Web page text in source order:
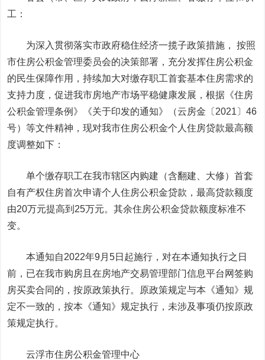
工：
为深入贯彻落实市政府稳住经济一揽子政策措施， 按照
市住房公积金管理委员会的决策部署，充分发挥住房公积金
的民生保障作用，持续加大对缴存职工首套基本住房需求的
支持力度，促进我市房地产市场平稳健康发展，根据《住房
公积金管理条例》《关于印发的通知》（云房金〔2021〕46
号）等文件精神，现对我市住房公积金个人住房贷款最高额
度调整如下：
单个缴存职工在我市辖区内购建（含翻建、大修）首套
自有产权住房首次申请个人住房公积金贷款，最高贷款额度
由20万元提高到25万元。其余住房公积金贷款额度标准不
变。
本通知自2022年9月5日起施行，对在本通知执行之日
前，已在我市购房且在房地产交易管理部门信息平台网签购
房买卖合同的，按原政策执行。原政策规定与本《通知》规
定不一致的，按本《通知》规定执行，未涉及事项仍按原政
策规定执行。
云浮市住房公积金管理中心